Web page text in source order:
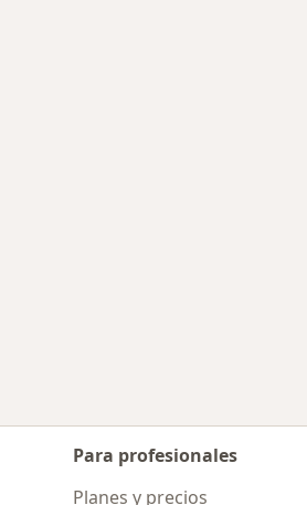
Para profesionales
Planes y precios